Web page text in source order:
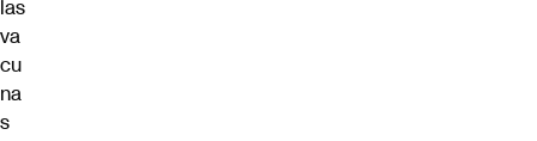
las
va
cu
na
s